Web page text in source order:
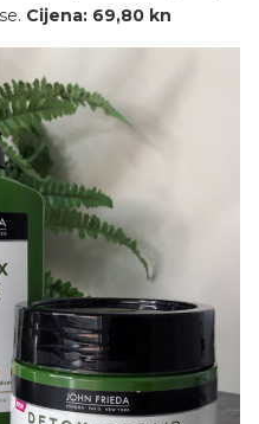
Cijena: 69,80 kn